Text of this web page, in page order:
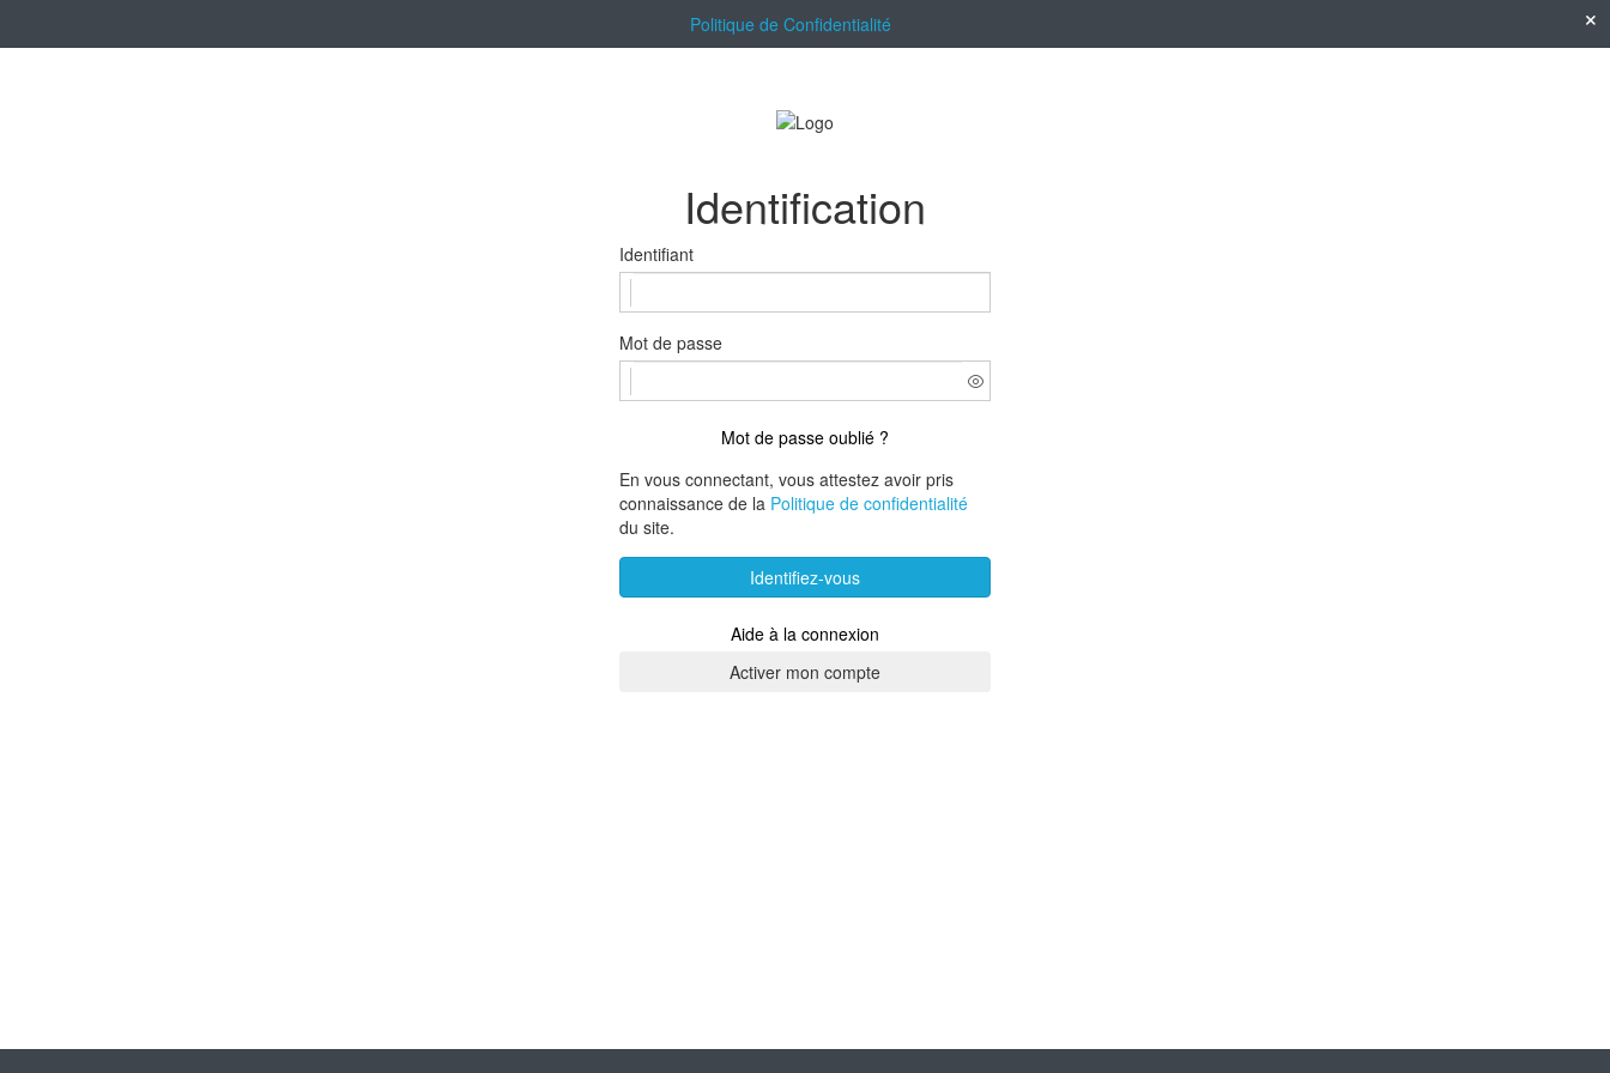
Politique de Confidentialité
Identification
Identifiant
Mot de passe
Mot de passe oublié ?
En vous connectant, vous attestez avoir pris
connaissance de la Politique de confidentialité
du site.
Identifiez-vous
Aide à la connexion